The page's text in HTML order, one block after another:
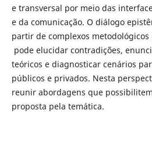
e transversal por meio das
e da comunicação. O diálogo
partir de complexos metodológicos
pode elucidar contradições,
teóricos e diagnosticar cenários
públicos e privados. Nesta
reunir abordagens que
proposta pela temática.